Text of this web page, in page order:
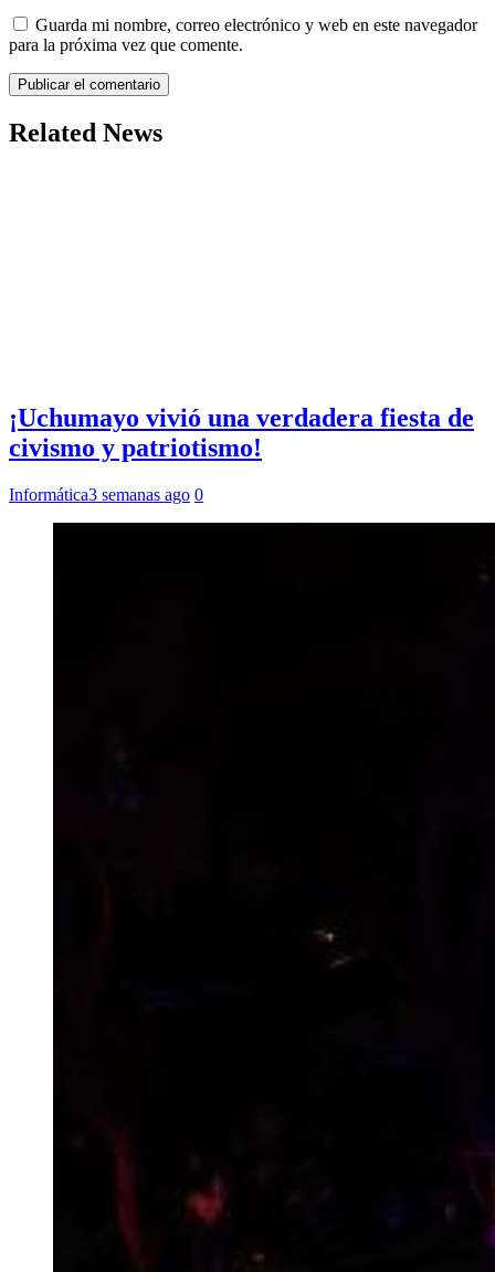
Guarda mi nombre, correo electrónico y web en este navegador
para la próxima vez que comente.
Related News
¡Uchumayo vivió una verdadera fiesta de
civismo y patriotismo!
Informática3 semanas ago 0